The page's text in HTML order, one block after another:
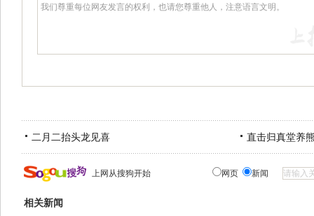
二月二抬头龙见喜 直击归真堂养
上网从搜狗开始 网页 新闻
相关新闻